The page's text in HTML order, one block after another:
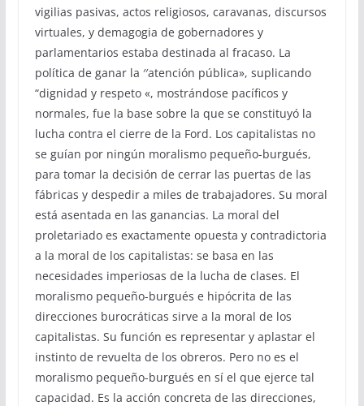
vigilias pasivas, actos religiosos, caravanas, discursos
virtuales, y demagogia de gobernadores y
parlamentarios estaba destinada al fracaso. La
política de ganar la ′′atención pública», suplicando
“dignidad y respeto «, mostrándose pacíficos y
normales, fue la base sobre la que se constituyó la
lucha contra el cierre de la Ford. Los capitalistas no
se guían por ningún moralismo pequeño-burgués,
para tomar la decisión de cerrar las puertas de las
fábricas y despedir a miles de trabajadores. Su moral
está asentada en las ganancias. La moral del
proletariado es exactamente opuesta y contradictoria
a la moral de los capitalistas: se basa en las
necesidades imperiosas de la lucha de clases. El
moralismo pequeño-burgués e hipócrita de las
direcciones burocráticas sirve a la moral de los
capitalistas. Su función es representar y aplastar el
instinto de revuelta de los obreros. Pero no es el
moralismo pequeño-burgués en sí el que ejerce tal
capacidad. Es la acción concreta de las direcciones,